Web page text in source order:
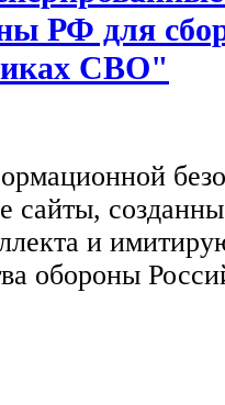
РФ для
СВО"
сайты,
и
обороны